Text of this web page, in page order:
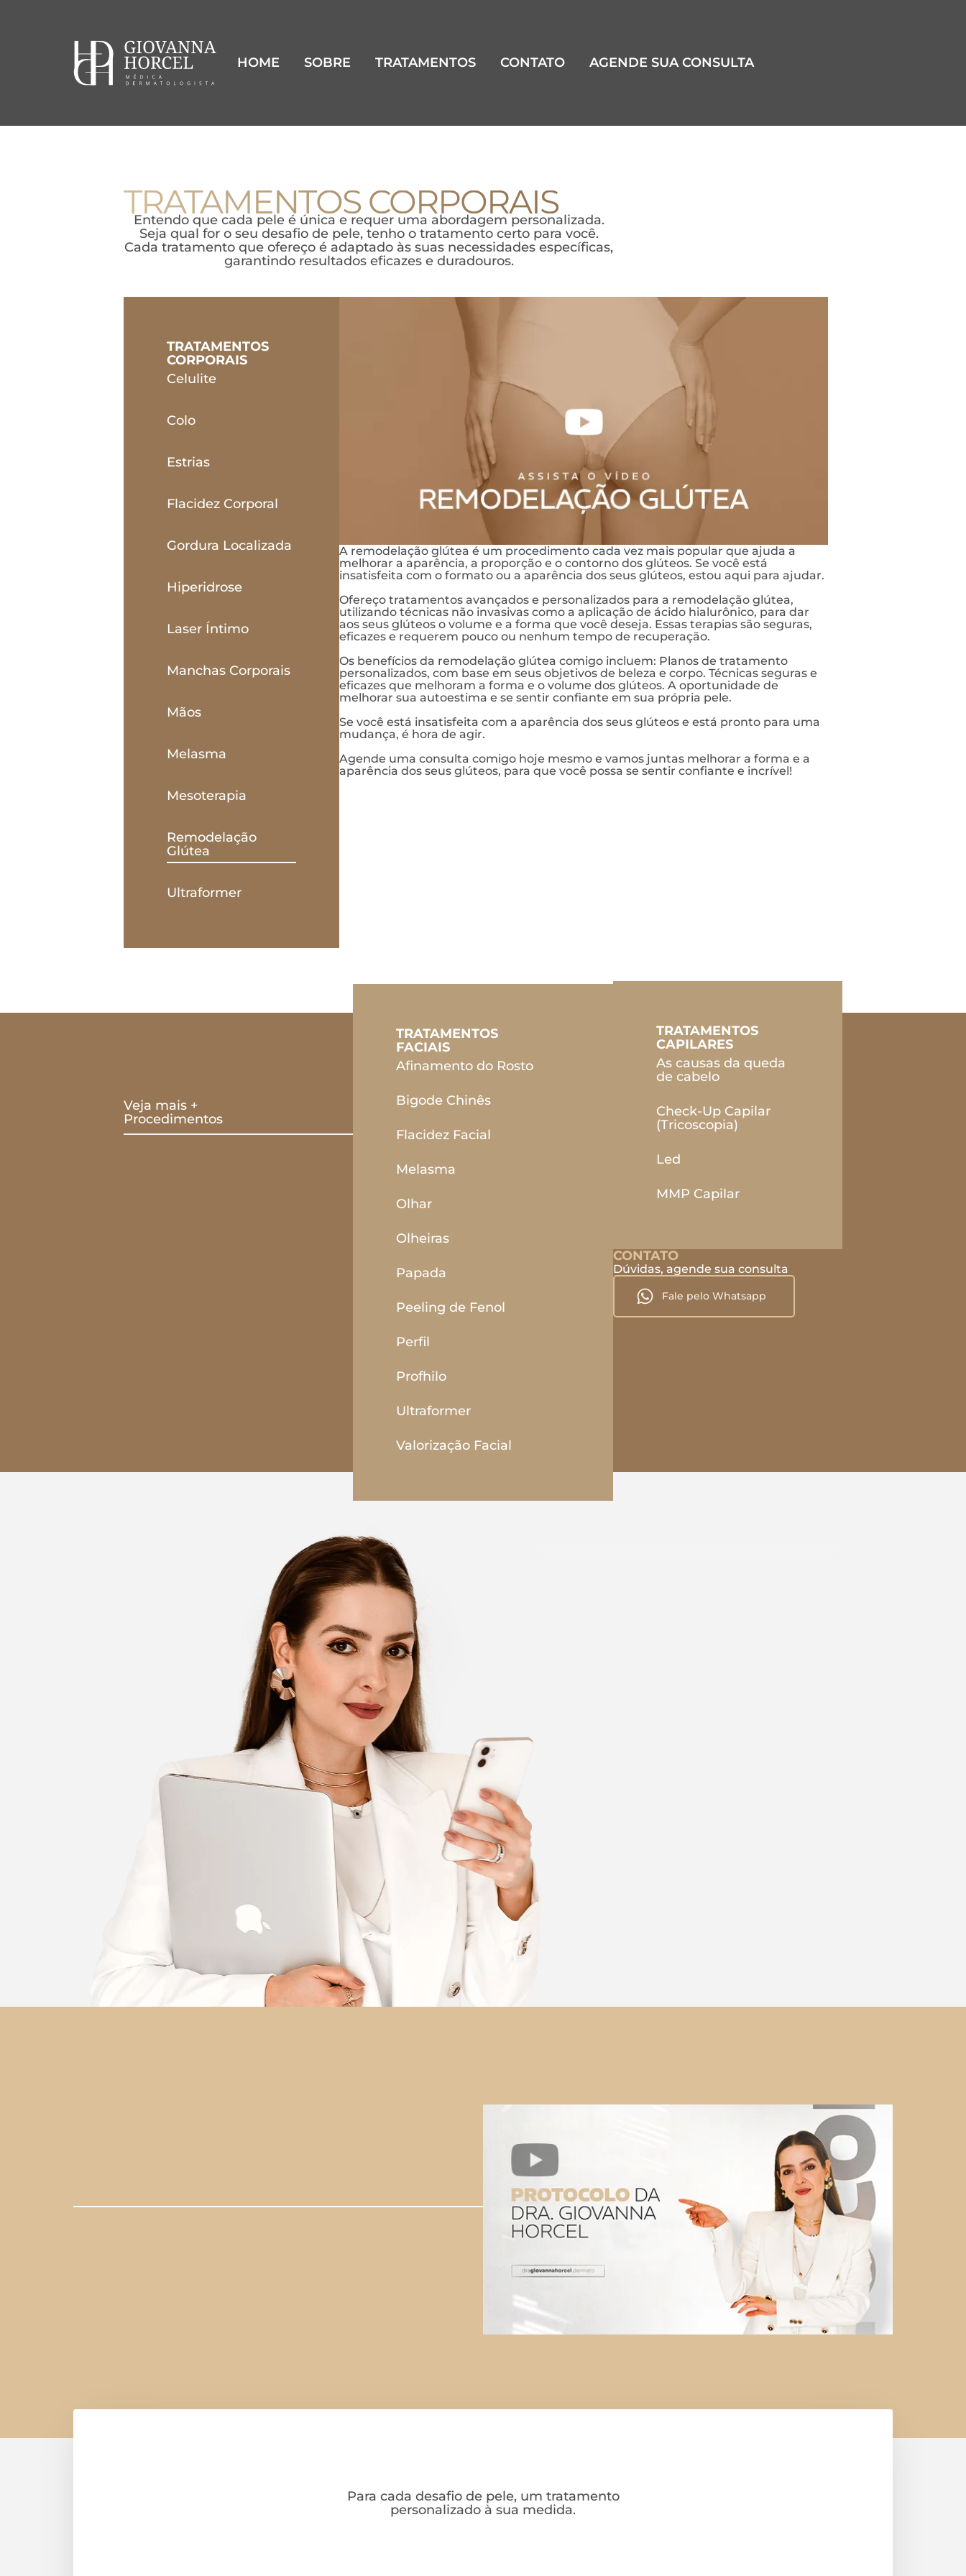
HOME SOBRE TRATAMENTOS CONTATO AGENDE SUA CONSULTA
TRATAMENTOS CORPORAIS
Entendo que cada pele é única e requer uma abordagem personalizada.
Seja qual for o seu desafio de pele, tenho o tratamento certo para você.
Cada tratamento que ofereço é adaptado às suas necessidades específicas,
garantindo resultados eficazes e duradouros.
TRATAMENTOS
CORPORAIS
Celulite
Colo
Estrias
Flacidez Corporal
Gordura Localizada
Hiperidrose
Laser Íntimo
Manchas Corporais
Mãos
Melasma
Mesoterapia
Remodelação
Glútea
Ultraformer
A remodelação glútea é um procedimento cada vez mais popular que ajuda a
melhorar a aparência, a proporção e o contorno dos glúteos. Se você está
insatisfeita com o formato ou a aparência dos seus glúteos, estou aqui para ajudar.
Ofereço tratamentos avançados e personalizados para a remodelação glútea,
utilizando técnicas não invasivas como a aplicação de ácido hialurônico, para dar
aos seus glúteos o volume e a forma que você deseja. Essas terapias são seguras,
eficazes e requerem pouco ou nenhum tempo de recuperação.
Os benefícios da remodelação glútea comigo incluem: Planos de tratamento
personalizados, com base em seus objetivos de beleza e corpo. Técnicas seguras e
eficazes que melhoram a forma e o volume dos glúteos. A oportunidade de
melhorar sua autoestima e se sentir confiante em sua própria pele.
Se você está insatisfeita com a aparência dos seus glúteos e está pronto para uma
mudança, é hora de agir.
Agende uma consulta comigo hoje mesmo e vamos juntas melhorar a forma e a
aparência dos seus glúteos, para que você possa se sentir confiante e incrível!
Veja mais +
Procedimentos
TRATAMENTOS
FACIAIS
Afinamento do Rosto
Bigode Chinês
Flacidez Facial
Melasma
Olhar
Olheiras
Papada
Peeling de Fenol
Perfil
Profhilo
Ultraformer
Valorização Facial
TRATAMENTOS
CAPILARES
As causas da queda
de cabelo
Check-Up Capilar
(Tricoscopia)
Led
MMP Capilar
CONTATO
Dúvidas, agende sua consulta
Fale pelo Whatsapp
Para cada desafio de pele, um tratamento
personalizado à sua medida.